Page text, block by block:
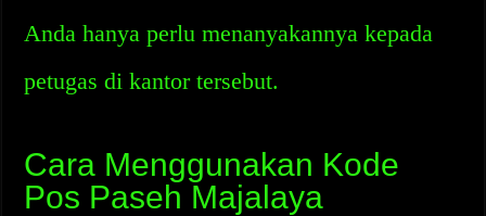
Anda hanya perlu menanyakannya kepada
petugas di kantor tersebut.
Cara Menggunakan Kode
Pos Paseh Majalaya